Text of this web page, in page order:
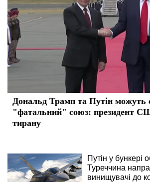
Дональд Трамп та Путін можуть
"фатальний" союз: президент
тирану
Путін у бункері
Туреччина
винищувачі до